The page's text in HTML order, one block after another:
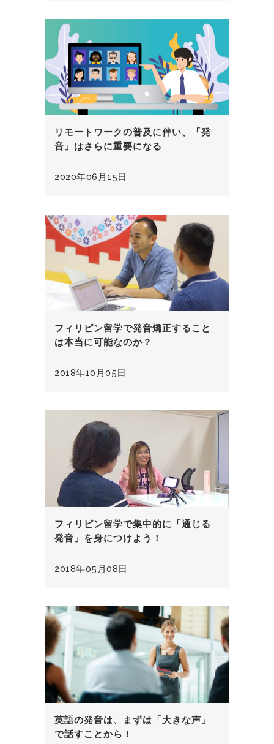
リモートワークの普及に伴い、「発
音」はさらに重要になる
2020年06月15日
フィリピン留学で発音矯正すること
は本当に可能なのか？
2018年10月05日
フィリピン留学で集中的に「通じる
発音」を身につけよう！
2018年05月08日
英語の発音は、まずは「大きな声」
で話すことから！